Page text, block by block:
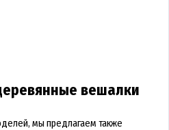
вешалки
мы предлагаем также